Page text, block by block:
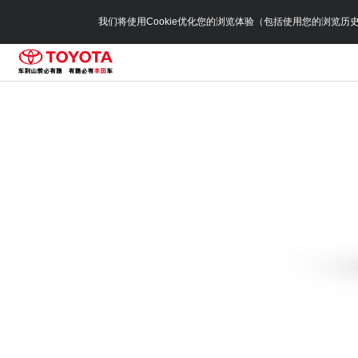
我们将使用Cookie优化您的浏览体验（包括使用您的浏览历